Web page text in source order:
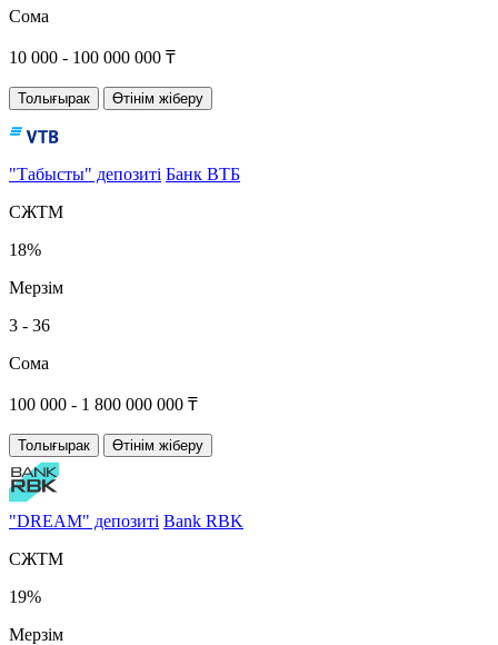
Сома
10 000 - 100 000 000 ₸
Толығырак Өтінім жіберу
"Табысты" депозиті Банк ВТБ
СЖТМ
18%
Мерзім
3 - 36
Сома
100 000 - 1 800 000 000 ₸
Толығырак Өтінім жіберу
"DREAM" депозиті Bank RBK
СЖТМ
19%
Мерзім